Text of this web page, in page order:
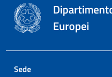
Europei
Sede